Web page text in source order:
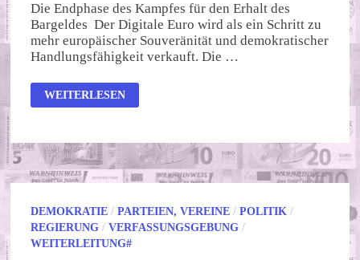
Die Endphase des Kampfes für den Erhalt des
Bargeldes Der Digitale Euro wird als ein Schritt zu
mehr europäischer Souveränität und demokratischer
Handlungsfähigkeit verkauft. Die …
DRUCK
ERHÖHEN
WEITERLESEN
DEMOKRATIE /PARTEIEN, VEREINE /POLITIK /
REGIERUNG /VERFASSUNGSGEBUNG /
WEITERLEITUNG#